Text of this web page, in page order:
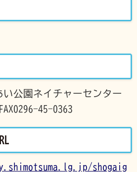
い公園ネイチャーセンター
45-0363
shogaig